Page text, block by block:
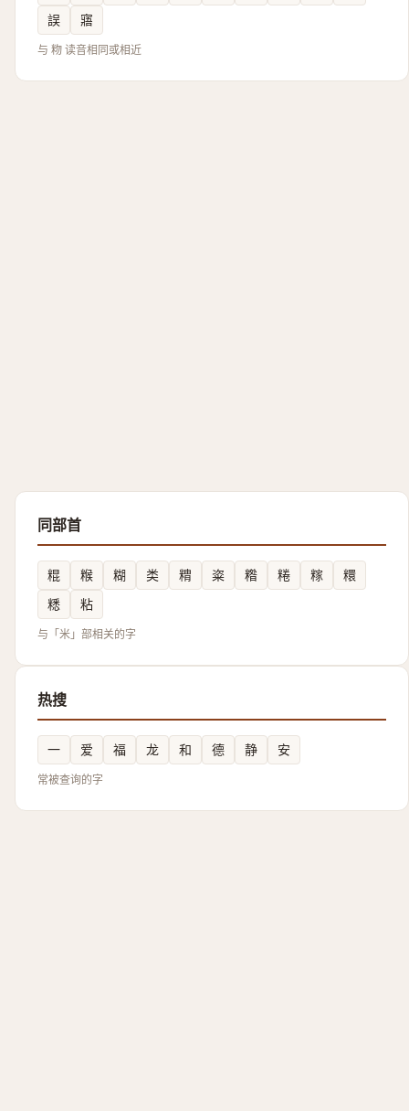
誤
寤
与 粅 读音相同或相近
同部首
䊐 糇 糊 类 䊘 粢 糌 䊎 糘
糫
䊝
粘
与「米」部相关的字
热搜
一 爱 福 龙 和 德 静 安
常被查询的字